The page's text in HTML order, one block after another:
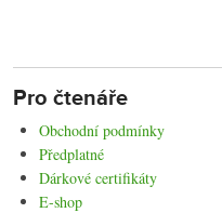
Pro čtenáře
Obchodní podmínky
Předplatné
Dárkové certifikáty
E-shop